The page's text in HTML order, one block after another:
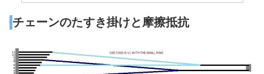
チェーンのたすき掛けと摩擦抵抗